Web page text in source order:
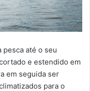
pesca até o seu
e estendido em
em seguida ser
para o